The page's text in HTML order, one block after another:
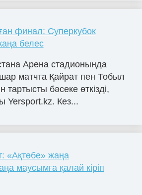
финал: Суперкубок
белес
Арена стадионында
матчта Қайрат пен Тобыл
тартысты бәсеке өткізді,
Yersport.kz. Кез...
«Ақтөбе» жаңа
маусымға қалай кіріп